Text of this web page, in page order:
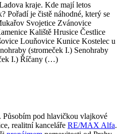
kraje. Kde mají letos
Pořadí je čistě náhodné, který se
Svojetice Zvánovice
Kaliště Hrusice Čestlice
Louňovice Kunice Kostelec u
(stromeček I.) Senohraby
I.) Říčany (…)
pod hlavičkou vlajkové
realitní kanceláře RE/MAX Alfa.